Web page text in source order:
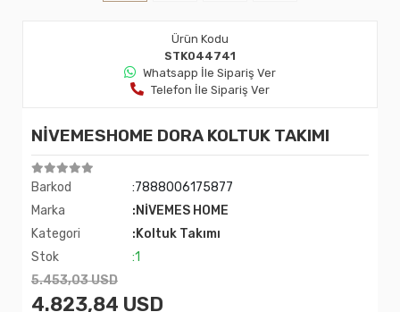
Ürün Kodu
STK044741
Whatsapp İle Sipariş Ver
Telefon İle Sipariş Ver
NİVEMESHOME DORA KOLTUK TAKIMI
Barkod
:7888006175877
Marka
:NİVEMES HOME
Kategori
:Koltuk Takımı
Stok
:1
5.453,03 USD
4.823,84 USD